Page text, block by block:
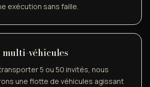
exécution sans faille.
véhicules
5 ou 50 invités, nous
une flotte de véhicules agissant